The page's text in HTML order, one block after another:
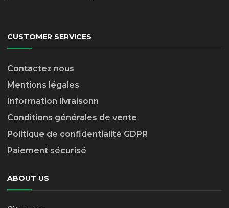
CUSTOMER SERVICES
Contactez nous
Mentions légales
Information livraisonn
Conditions générales de vente
Politique de confidentialité GDPR
Paiement sécurisé
ABOUT US